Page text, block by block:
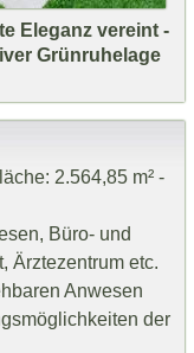
Eleganz vereint -
Grünruhelage
2.564,85 m² -
Büro- und
Ärztezentrum etc.
Anwesen
der